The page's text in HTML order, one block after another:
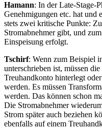
Hamann: In der Late-Stage-
Genehmigungen etc. hat und
stets zwei kritische Punkte:
Stromabnehmer gibt, und
Einspeisung erfolgt.
Tschirf: Wenn zum Beispiel
unterschrieben ist, müssen
Treuhandkonto hinterlegt
werden. Es müssen
werden. Das können schon
Die Stromabnehmer
Strom später auch beziehen
ebenfalls auf einem